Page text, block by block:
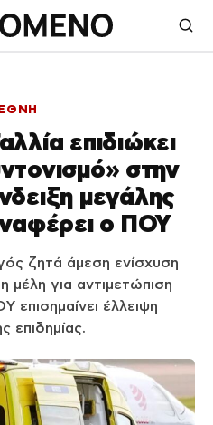
επιδιώκει
στην
μεγάλης
ο ΠΟΥ
ζητά άμεση ενίσχυση
μέλη για αντιμετώπιση
επισημαίνει έλλειψη
επιδημίας.